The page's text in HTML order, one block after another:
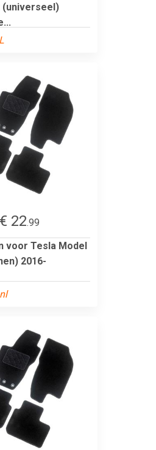
(universeel)
€ 22.99
voor Tesla Model
2016-